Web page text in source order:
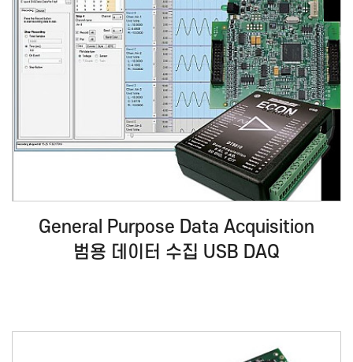
General Purpose Data Acquisition
범용 데이터 수집 USB DAQ